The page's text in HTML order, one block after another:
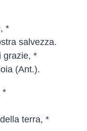
*
salvezza.
grazie, *
(Ant.).
*
terra, *